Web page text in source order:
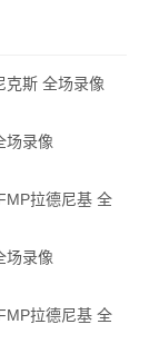
克斯 全场录像
场录像
拉德尼基 全
场录像
拉德尼基 全